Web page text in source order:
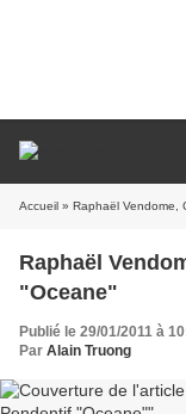
Accueil » Raphaël Vendome,
Raphaël
"Oceane"
Publié le 29/01/2011 à
Par Alain Truong